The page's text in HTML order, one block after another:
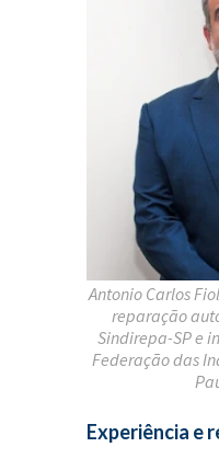
Antonio Carlos
reparação
Sindirepa-SP e
Federação das
Experiência e